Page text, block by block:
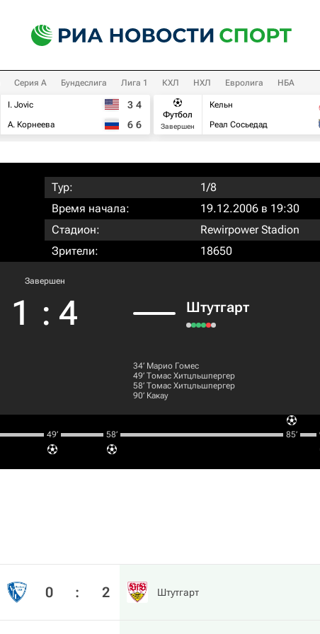
Серия А Бундеслига Лига 1 КХЛ НХЛ Евролига НБА
I. Jovic
А. Корнеева
3 4
6 6
Футбол
Завершен
Кельн
Реал Сосьедад
Тур:
1/8
Время начала:
19.12.2006 в 19:30
Стадион:
Rewirpower Stadion
Зрители:
18650
Завершен
1 : 4 Штутгарт
34‎’‎ Марио Гомес
49‎’‎ Томас Хитцльшпергер
58‎’‎ Томас Хитцльшпергер
90‎’‎ Какау
49‎’‎ 58‎’‎ 85‎’‎
0 : 2 Штутгарт